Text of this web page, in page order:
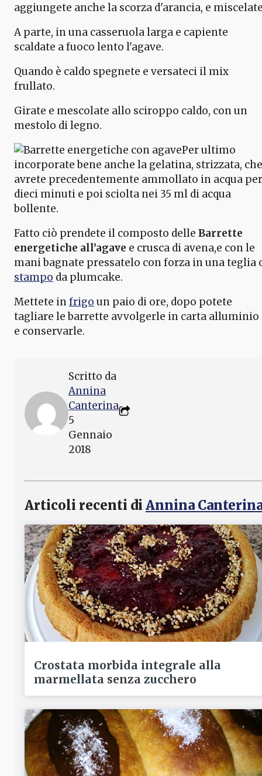
aggiungete anche la scorza d'arancia, e
A parte, in una casseruola larga e capiente
scaldate a fuoco lento l'agave.
Quando è caldo spegnete e versateci il mix
frullato.
Girate e mescolate allo sciroppo caldo, con un
mestolo di legno.
Per ultimo
incorporate bene anche la gelatina, strizzata, che
avrete precedentemente ammollato in acqua per
dieci minuti e poi sciolta nei 35 ml di acqua
bollente.
Fatto ciò prendete il composto delle Barrette
energetiche all’agave e crusca di avena,e con le
mani bagnate pressatelo con forza in una teglia
stampo da plumcake.
Mettete infrigo un paio di ore, dopo potete
tagliare le barrette avvolgerle in carta alluminio
e conservarle.
Scritto da
Annina
Canterina
5
Gennaio
2018
Articoli recenti di Annina
Crostata morbida integrale alla
marmellata senza zucchero